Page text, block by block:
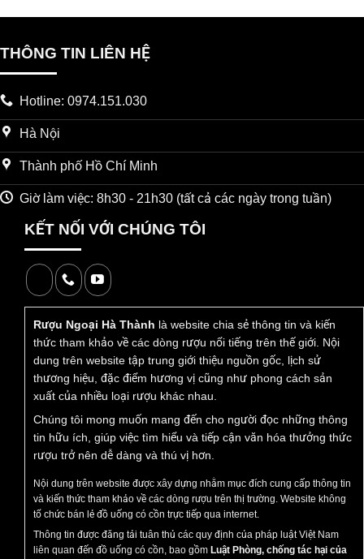
THÔNG TIN LIÊN HỆ
Hotline: 0974.151.030
Hà Nội
Thành phố Hồ Chí Minh
Giờ làm việc: 8h30 - 21h30 (tất cả các ngày trong tuần)
KẾT NỐI VỚI CHÚNG TÔI
Rượu Ngoại Hà Thành là website chia sẻ thông tin và kiến
thức tham khảo về các dòng rượu nổi tiếng trên thế giới. Nội
dung trên website tập trung giới thiệu nguồn gốc, lịch sử
thương hiệu, đặc điểm hương vị cũng như phong cách sản
xuất của nhiều loại rượu khác nhau.
Chúng tôi mong muốn mang đến cho người đọc những thông
tin hữu ích, giúp việc tìm hiểu và tiếp cận văn hóa thưởng thức
rượu trở nên dễ dàng và thú vị hơn.
Nội dung trên website được xây dựng nhằm mục đích cung cấp thông tin
và kiến thức tham khảo về các dòng rượu trên thị trường. Website không
tổ chức bán lẻ đồ uống có cồn trực tiếp qua internet.
Thông tin được đăng tải tuân thủ các quy định của pháp luật Việt Nam
liên quan đến đồ uống có cồn, bao gồm Luật Phòng, chống tác hại của